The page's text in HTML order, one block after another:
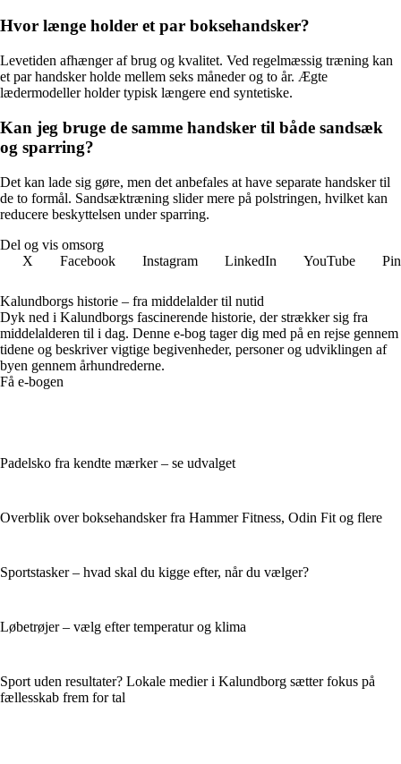
Hvor længe holder et par boksehandsker?
Levetiden afhænger af brug og kvalitet. Ved regelmæssig træning kan
et par handsker holde mellem seks måneder og to år. Ægte
lædermodeller holder typisk længere end syntetiske.
Kan jeg bruge de samme handsker til både sandsæk
og sparring?
Det kan lade sig gøre, men det anbefales at have separate handsker til
de to formål. Sandsæktræning slider mere på polstringen, hvilket kan
reducere beskyttelsen under sparring.
Del og vis omsorg
X
Facebook Instagram LinkedIn YouTube
Kalundborgs historie – fra middelalder til nutid
Dyk ned i Kalundborgs fascinerende historie, der strækker sig fra
middelalderen til i dag. Denne e-bog tager dig med på en rejse gennem
tidene og beskriver vigtige begivenheder, personer og udviklingen af
byen gennem århundrederne.
Få e-bogen
Padelsko fra kendte mærker – se udvalget
Overblik over boksehandsker fra Hammer Fitness, Odin Fit og flere
Sportstasker – hvad skal du kigge efter, når du vælger?
Løbetrøjer – vælg efter temperatur og klima
Sport uden resultater? Lokale medier i Kalundborg sætter fokus på
fællesskab frem for tal